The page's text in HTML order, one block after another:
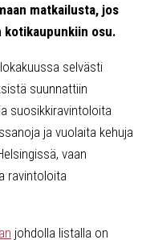
matkailusta, jos
kotikaupunkiin osu.
selvästi
suunnattiin
suosikkiravintoloita
ja vuolaita kehuja
vaan
ravintoloita
johdolla listalla on